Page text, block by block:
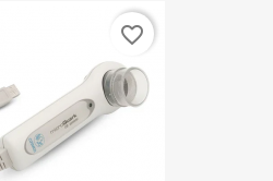
favorite_border